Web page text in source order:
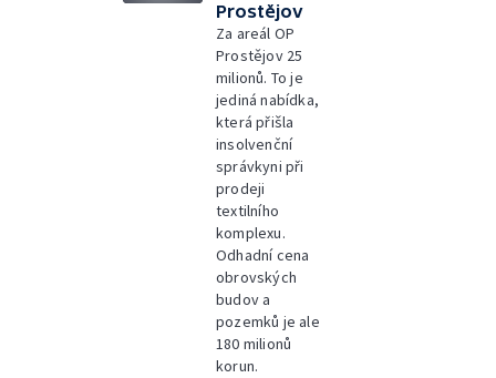
Prostějov
Za areál OP
Prostějov 25
milionů. To je
jediná nabídka,
která přišla
insolvenční
správkyni při
prodeji
textilního
komplexu.
Odhadní cena
obrovských
budov a
pozemků je ale
180 milionů
korun.